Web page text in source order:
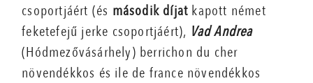
csoportjáért (és második díjat kapott német
feketefejű jerke csoportjáért), Vad Andrea
(Hódmezővásárhely) berrichon du cher
növendékkos és ile de france növendékkos